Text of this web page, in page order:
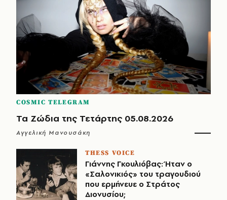
COSMIC TELEGRAM
Τα Ζώδια της Τετάρτης 05.08.2026
Αγγελική Μανουσάκη
THESS VOICE
Γιάννης Γκουλιόβας: Ήταν ο
«Σαλονικιός» του τραγουδιού
που ερμήνευε ο Στράτος
Διονυσίου;